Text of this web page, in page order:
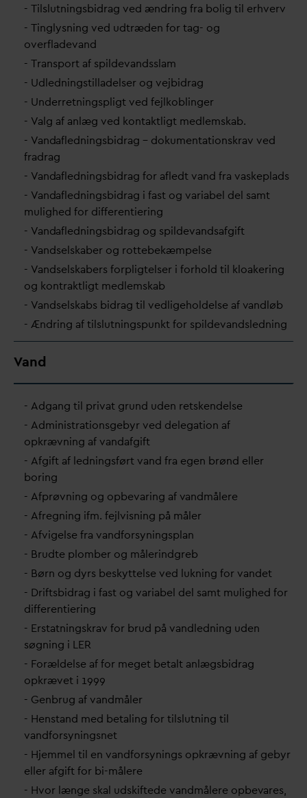
- Tilslutningsbidrag ved ændring fra bolig til erhverv
- Tinglysning ved udtræden for tag- og
overfladevand
- Transport af spildevandsslam
- Udledningstilladelser og vejbidrag
- Underretningspligt ved fejlkoblinger
- Valg af anlæg ved kontaktligt medlemskab.
- Vandafledningsbidrag – dokumentationskrav ved
fradrag
- Vandafledningsbidrag for afledt vand fra vaskeplads
- Vandafledningsbidrag i fast og variabel del samt
mulighed for differentiering
- Vandafledningsbidrag og spildevandsafgift
- Vandselskaber og rottebekæmpelse
- Vandselskabers forpligtelser i forhold til kloakering
og kontraktligt medlemskab
- Vandselskabs bidrag til vedligeholdelse af vandløb
- Ændring af tilslutningspunkt for spildevandsledning
Vand
- Adgang til privat grund uden retskendelse
- Administrationsgebyr ved delegation af
opkrævning af vandafgift
- Afgift af ledningsført vand fra egen brønd eller
boring
- Afprøvning og opbevaring af vandmålere
- Afregning ifm. fejlvisning på måler
- Afvigelse fra vandforsyningsplan
- Brudte plomber og målerindgreb
- Børn og dyrs beskyttelse ved lukning for vandet
- Driftsbidrag i fast og variabel del samt mulighed for
differentiering
- Erstatningskrav for brud på vandledning uden
søgning i LER
- Forældelse af for meget betalt anlægsbidrag
opkrævet i 1999
- Genbrug af vandmåler
- Henstand med betaling for tilslutning til
vandforsyningsnet
- Hjemmel til en vandforsynings opkrævning af gebyr
eller afgift for bi-målere
- Hvor længe skal udskiftede vandmålere opbevares,